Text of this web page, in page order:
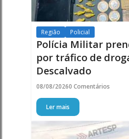
Região Policial
Polícia Militar
por tráfico de
Descalvado
08/08/20260 Comentários
Ler mais